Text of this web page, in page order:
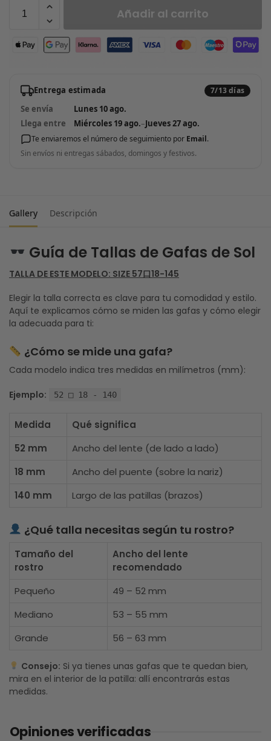
Añadir al carrito
Entrega estimada 7/13 días
Se envía
Lunes 10 ago.
Llega entre
Miércoles 19 ago.–Jueves 27 ago.
Te enviaremos el número de seguimiento por Email.
Sin envíos ni entregas sábados, domingos y festivos.
Gallery Descripción
Guía de Tallas de Gafas de Sol
TALLA DE ESTE MODELO: SIZE 57口18-145
Elegir la talla correcta es clave para tu comodidad y estilo.
Aquí te explicamos cómo se miden las gafas y cómo elegir
la adecuada para ti:
¿Cómo se mide una gafa?
Cada modelo indica tres medidas en milímetros (mm):
Ejemplo: 52 □ 18 - 140
Medida
Qué significa
52 mm
Ancho del lente (de lado a lado)
18 mm
Ancho del puente (sobre la nariz)
140 mm
Largo de las patillas (brazos)
¿Qué talla necesitas según tu rostro?
Tamaño del
rostro
Ancho del lente
recomendado
Pequeño
49 – 52 mm
Mediano
53 – 55 mm
Grande
56 – 63 mm
Consejo: Si ya tienes unas gafas que te quedan bien,
mira en el interior de la patilla: allí encontrarás estas
medidas.
Opiniones verificadas